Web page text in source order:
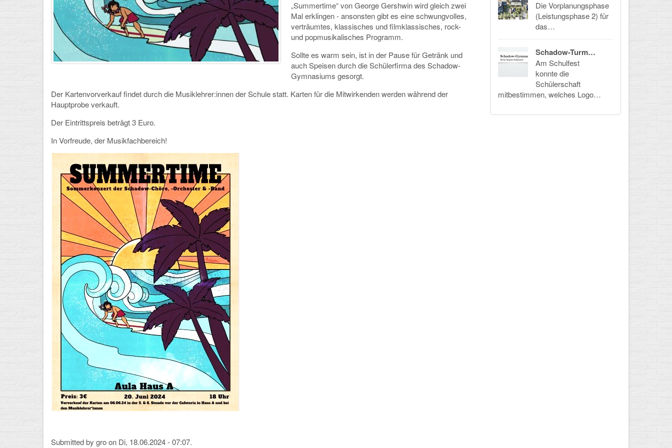
„Summertime“ von George Gershwin wird gleich zwei
Mal erklingen - ansonsten gibt es eine schwungvolles,
verträumtes, klassisches und filmklassisches, rock-
und popmusikalisches Programm.
Sollte es warm sein, ist in der Pause für Getränk und
auch Speisen durch die Schülerfirma des Schadow-
Gymnasiums gesorgt.
Der Kartenvorverkauf findet durch die Musiklehrer:innen der Schule statt. Karten für die Mitwirkenden werden während der
Hauptprobe verkauft.
Der Eintrittspreis beträgt 3 Euro.
In Vorfreude, der Musikfachbereich!
Submitted by groon Di, 18.06.2024 - 07:07.
Die Vorplanungsphase
(Leistungsphase 2) für
das…
Schadow-Turm…
Am Schulfest
konnte die
Schülerschaft
mitbestimmen, welches Logo…